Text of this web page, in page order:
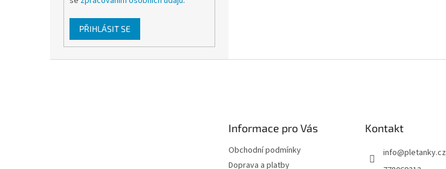
PŘIHLÁSIT SE
Informace pro Vás
Obchodní podmínky
Doprava a platby
Kontakt
info@pletanky.cz